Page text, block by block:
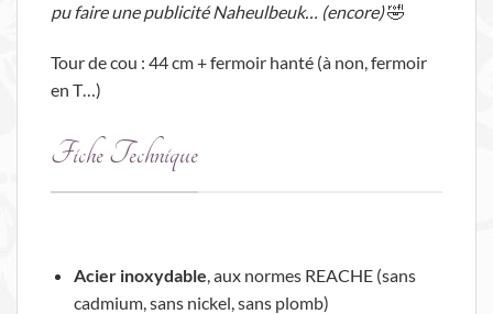
pu faire une publicité Naheulbeuk… (encore)🤣
Tour de cou : 44 cm + fermoir hanté (à non, fermoir
en T…)
Fiche Technique
Acier inoxydable , aux normes REACHE (sans
cadmium, sans nickel, sans plomb)